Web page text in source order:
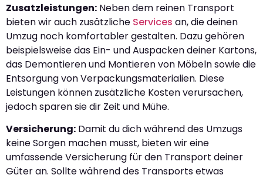
Zusatzleistungen: Neben dem reinen Transport
bieten wir auch zusätzliche Services an, die deinen
Umzug noch komfortabler gestalten. Dazu gehören
beispielsweise das Ein- und Auspacken deiner Kartons,
das Demontieren und Montieren von Möbeln sowie die
Entsorgung von Verpackungsmaterialien. Diese
Leistungen können zusätzliche Kosten verursachen,
jedoch sparen sie dir Zeit und Mühe.
Versicherung: Damit du dich während des Umzugs
keine Sorgen machen musst, bieten wir eine
umfassende Versicherung für den Transport deiner
Güter an. Sollte während des Transports etwas